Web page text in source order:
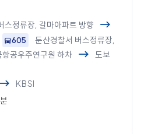
스정류장, 갈마아파트 방향
605
둔산경찰서 버스정류장,
항공우주연구원 하차
도보
KBSI